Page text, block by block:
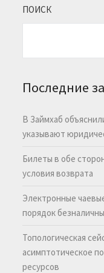
ПОИСК
Последние
В Займхаб
указывают
Билеты в обе
условия возврата
Электронные
порядок
Топологическая
асимптотическое
ресурсов